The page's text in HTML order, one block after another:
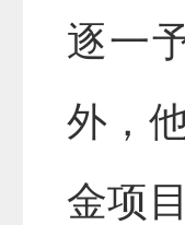
逐一
外，
金项